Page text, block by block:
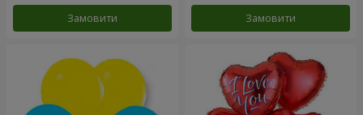
Замовити Замовити